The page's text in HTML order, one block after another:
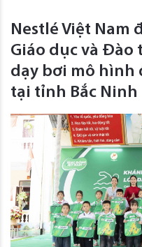
Nestlé Việt Nam
Giáo dục và Đào
dạy bơi mô hình
tại tỉnh Bắc Ninh